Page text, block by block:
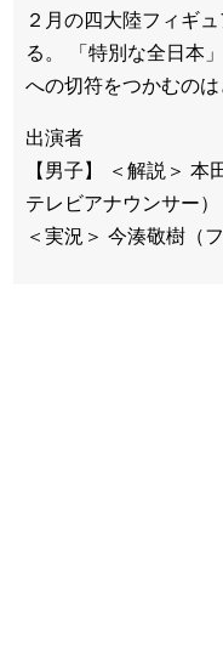
２月の四大陸フィギ
る。 「特別な全日本
への切符をつかむの
出演者
【男子】 ＜解説＞
テレビアナウンサー
＜実況＞ 今湊敬樹（